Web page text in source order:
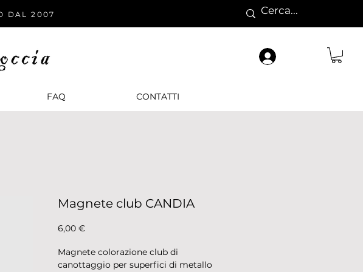
DAL 2007
FАQ CONTATTI
Magnete club CANDIA
6,00 €Prezzo
Magnete colorazione club di
canottaggio per superfici di metallo